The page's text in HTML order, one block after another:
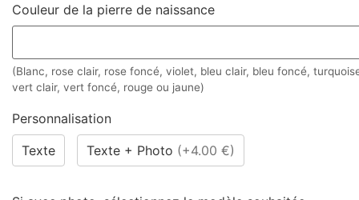
Couleur de la pierre de naissance
(Blanc, rose clair, rose foncé, violet, bleu clair, bleu foncé,
vert clair, vert foncé, rouge ou jaune)
Personnalisation
Texte Texte + Photo (+4.00 €)